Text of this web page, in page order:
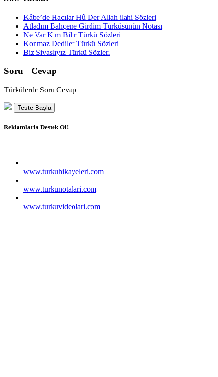
Kâbe’de Hacılar Hû Der Allah ilahi Sözleri
Atladım Bahçene Girdim Türküsünün Notası
Ne Var Kim Bilir Türkü Sözleri
Konmaz Dediler Türkü Sözleri
Biz Sivaslıyız Türkü Sözleri
Soru - Cevap
Türkülerde Soru Cevap
Teste Başla
Reklamlarla Destek Ol!
www.turkuhikayeleri.com
www.turkunotalari.com
www.turkuvideolari.com